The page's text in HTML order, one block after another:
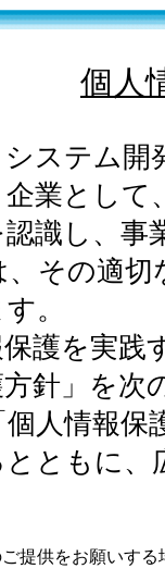
個人
ステム
業として
識し、事
その適切
。
護を実践
方針」を次
個人情報保
ともに、
提供をお願いする